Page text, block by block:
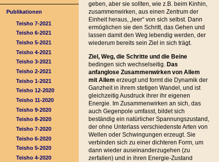
Publikationen
Teisho 7-2021
Teisho 6-2021
Teisho 5-2021
Teisho 4-2021
Teisho 3-2021
Teisho 2-2021
Teisho 1-2021
Teisho 12-2020
Teisho 11-2020
Teisho 9-2020
Teisho 8-2020
Teisho 7-2020
Teisho 6-2020
Teisho 5-2020
Teisho 4-2020
geben, aber sie sollten, wie z.B. beim Kinhin,
zusammenwirken, aus einen Zentrum der
Einheit heraus, „leer“ von sich selbst. Dann
ermöglichen sie den Schritt, das Gehen und
lassen damit den Weg lebendig werden, der
wiederum bereits sein Ziel in sich trägt.
Ziel, Weg, die Schritte und die Beine
bedingen sich wechselseitig.Das
anfanglose Zusammenwirken von Allem
mit Allem erzeugt und formt die Dynamik der
Ganzheit in ihrem stetigen Wandel, und ist
gleichzeitig Ausdruck ihrer ihr eigenen
Energie. Im Zusammenwirken an sich, das
auch Gegenpole umfasst, bildet sich
beständig ein natürlicher Spannungszustand,
der ohne Unterlass verschiedenste Arten von
Wellen oder Schwingungen erzeugt. Sie
verbinden sich zu einer dichteren Form, um
dann wieder auseinanderzugehen (zu
zerfallen) und in ihren Energie-Zustand